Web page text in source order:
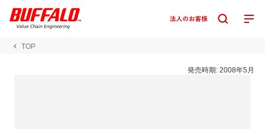
TOP
発売時期:2008年5月